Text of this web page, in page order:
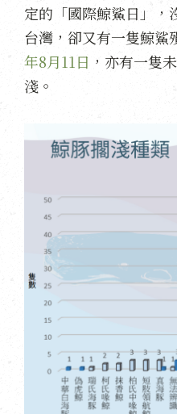
定的「國際鯨鯊日」，
台灣，卻又有一隻鯨鯊
年8月11日 ，亦有一隻
淺。